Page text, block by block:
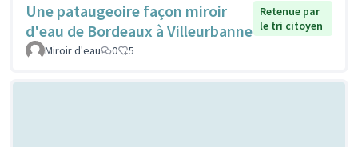
Une pataugeoire façon miroir
d'eau de Bordeaux à Villeurbanne
Retenue par
le tri citoyen
Miroir d'eau
0 5